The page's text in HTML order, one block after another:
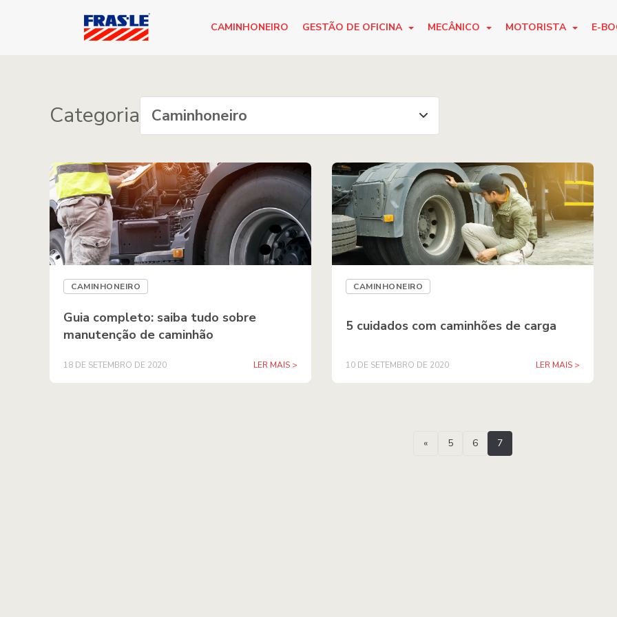
CAMINHONEIRO GESTÃO DE OFICINA MECÂNICO MOTORISTA E-
Categoria
CAMINHONEIRO
Guia completo: saiba tudo sobre
manutenção de caminhão
18 DE SETEMBRO DE 2020 LER MAIS >
CAMINHONEIRO
5 cuidados com caminhões de carga
10 DE SETEMBRO DE 2020 LER MAIS >
« 5 6 7